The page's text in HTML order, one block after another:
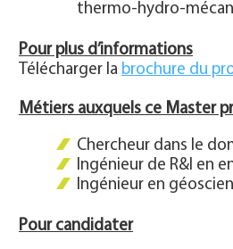
thermo-hydro-
Pour plus d’informations
Télécharger la brochure du
Métiers auxquels ce Master
Chercheur dans le
Ingénieur de R&I en
Ingénieur en
Pour candidater